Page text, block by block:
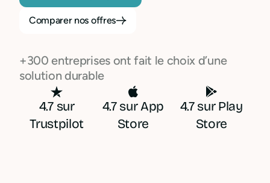
Comparer nos offres
+300 entreprises ont fait le choix d’une
solution durable
4.7 sur
Trustpilot
4.7 sur App
Store
4.7 sur Play
Store